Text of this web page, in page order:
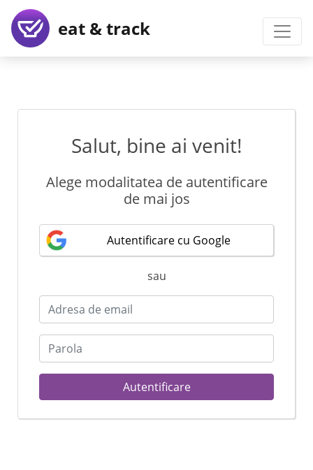
eat & track
Salut, bine ai venit!
Alege modalitatea de autentificare
de mai jos
Autentificare cu Google
sau